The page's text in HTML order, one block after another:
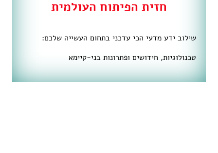
חזית הפיתוח העולמית
שילוב ידע מדעי הכי עדכני בתחום העשייה שלכם:
טכנולוגיות, חידושים ופתרונות בני-קיימא